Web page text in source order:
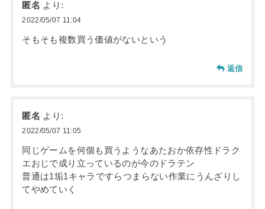
匿名 より:
2022/05/07 11:04
そもそも複数買う価値がないという
返信
匿名 より:
2022/05/07 11:05
同じゲームを何個も買うようなあたおか依存性ドラク
エおじで成り立っているのが今のドラテン
普通は1垢1キャラですらつまらない作業にうんざりし
てやめていく